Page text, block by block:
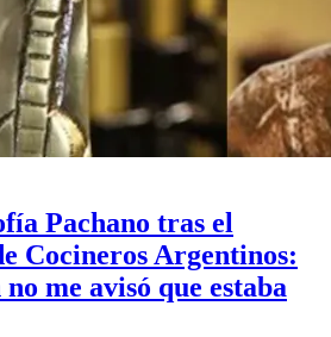
Pachano tras el
Cocineros Argentinos:
me avisó que estaba